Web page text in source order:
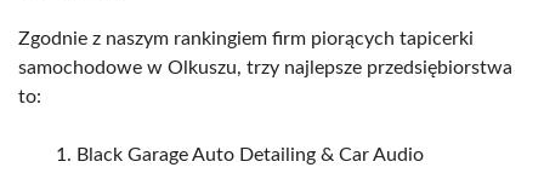
Zgodnie z naszym rankingiem firm piorących tapicerki
samochodowe w Olkuszu, trzy najlepsze przedsiębiorstwa
to:
Black Garage Auto Detailing & Car Audio